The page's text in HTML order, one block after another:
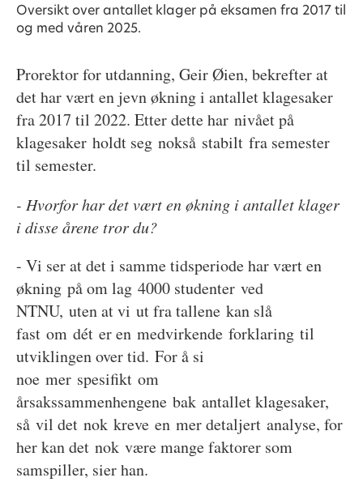
Oversikt over antallet klager på eksamen fra 2017 til
og med våren 2025.
Prorektor for utdanning, Geir Øien, bekrefter at
det har vært en jevn økning i antallet klagesaker
fra 2017 til 2022. Etter dette har nivået på
klagesaker holdt seg nokså stabilt fra semester
til semester.
- Hvorfor har det vært en økning i antallet klager
i disse årene tror du?
- Vi ser at det i samme tidsperiode har vært en
økning på om lag 4000 studenter ved
NTNU, uten at vi ut fra tallene kan slå
fast om dét er en medvirkende forklaring til
utviklingen over tid. For å si
noe mer spesifikt om
årsakssammenhengene bak antallet klagesaker,
så vil det nok kreve en mer detaljert analyse, for
her kan det nok være mange faktorer som
samspiller, sier han.